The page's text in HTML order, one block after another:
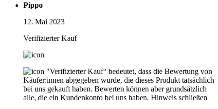
Pippo
12. Mai 2023
Verifizierter Kauf
"Verifizierter Kauf“ bedeutet, dass die Bewertung von
Käufer:innen abgegeben wurde, die dieses Produkt tatsächlich
bei uns gekauft haben. Bewerten können aber grundsätzlich
alle, die ein Kundenkonto bei uns haben. Hinweis schließen